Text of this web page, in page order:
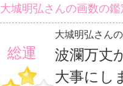
大城明弘さんの画数の鑑
総運
大城明弘さん
波瀾万丈
大事にし